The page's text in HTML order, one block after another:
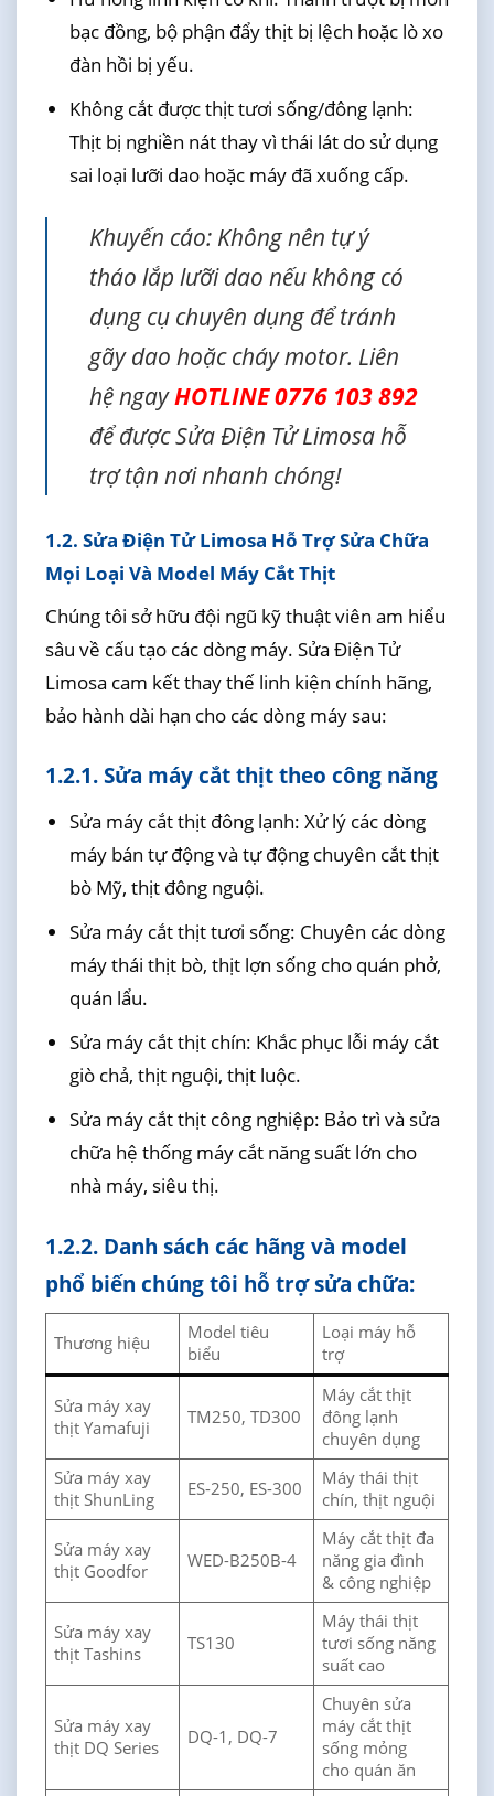
bạc đồng, bộ phận đẩy thịt bị lệch hoặc lò xo
đàn hồi bị yếu.
Không cắt được thịt tươi sống/đông lạnh:
Thịt bị nghiền nát thay vì thái lát do sử dụng
sai loại lưỡi dao hoặc máy đã xuống cấp.
Khuyến cáo: Không nên tự ý
tháo lắp lưỡi dao nếu không có
dụng cụ chuyên dụng để tránh
gãy dao hoặc cháy motor. Liên
hệ ngayHOTLINE 0776 103 892
để được Sửa Điện Tử Limosa hỗ
trợ tận nơi nhanh chóng!
1.2. Sửa Điện Tử Limosa Hỗ Trợ Sửa Chữa
Mọi Loại Và Model Máy Cắt Thịt
Chúng tôi sở hữu đội ngũ kỹ thuật viên am hiểu
sâu về cấu tạo các dòng máy. Sửa Điện Tử
Limosa cam kết thay thế linh kiện chính hãng,
bảo hành dài hạn cho các dòng máy sau:
1.2.1. Sửa máy cắt thịt theo công năng
Sửa máy cắt thịt đông lạnh: Xử lý các dòng
máy bán tự động và tự động chuyên cắt thịt
bò Mỹ, thịt đông nguội.
Sửa máy cắt thịt tươi sống: Chuyên các dòng
máy thái thịt bò, thịt lợn sống cho quán phở,
quán lẩu.
Sửa máy cắt thịt chín: Khắc phục lỗi máy cắt
giò chả, thịt nguội, thịt luộc.
Sửa máy cắt thịt công nghiệp: Bảo trì và sửa
chữa hệ thống máy cắt năng suất lớn cho
nhà máy, siêu thị.
1.2.2. Danh sách các hãng và model
phổ biến chúng tôi hỗ trợ sửa chữa:
Thương hiệu
Model tiêu
biểu
Loại máy hỗ
trợ
Sửa máy xay
thịt Yamafuji
TM250, TD300
Máy cắt thịt
đông lạnh
chuyên dụng
Sửa máy xay
thịt ShunLing
ES-250, ES-300
Máy thái thịt
chín, thịt nguội
Sửa máy xay
thịt Goodfor
WED-B250B-4
Máy cắt thịt đa
năng gia đình
& công nghiệp
Sửa máy xay
thịt Tashins
TS130
Máy thái thịt
tươi sống năng
suất cao
Sửa máy xay
thịt DQ Series
DQ-1, DQ-7
Chuyên sửa
máy cắt thịt
sống mỏng
cho quán ăn